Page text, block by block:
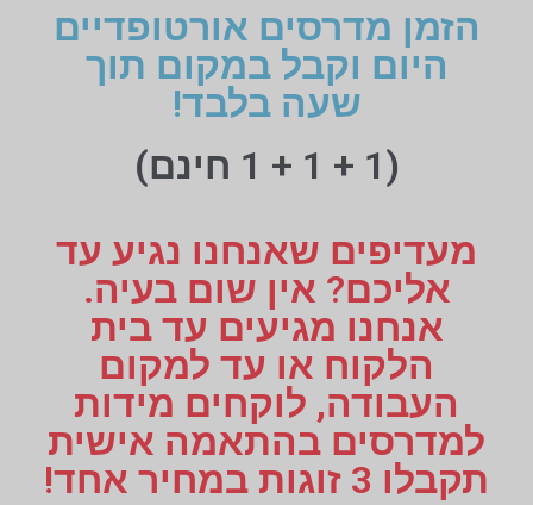
הזמן מדרסים אורטופדיים
היום וקבל במקום תוך
שעה בלבד!
(1 + 1 + 1 חינם)
מעדיפים שאנחנו נגיע עד
אליכם? אין שום בעיה.
אנחנו מגיעים עד בית
הלקוח או עד למקום
העבודה, לוקחים מידות
למדרסים בהתאמה אישית
תקבלו 3 זוגות במחיר אחד!